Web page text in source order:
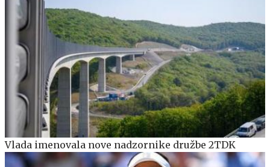
Vlada imenovala nove nadzornike družbe 2TDK